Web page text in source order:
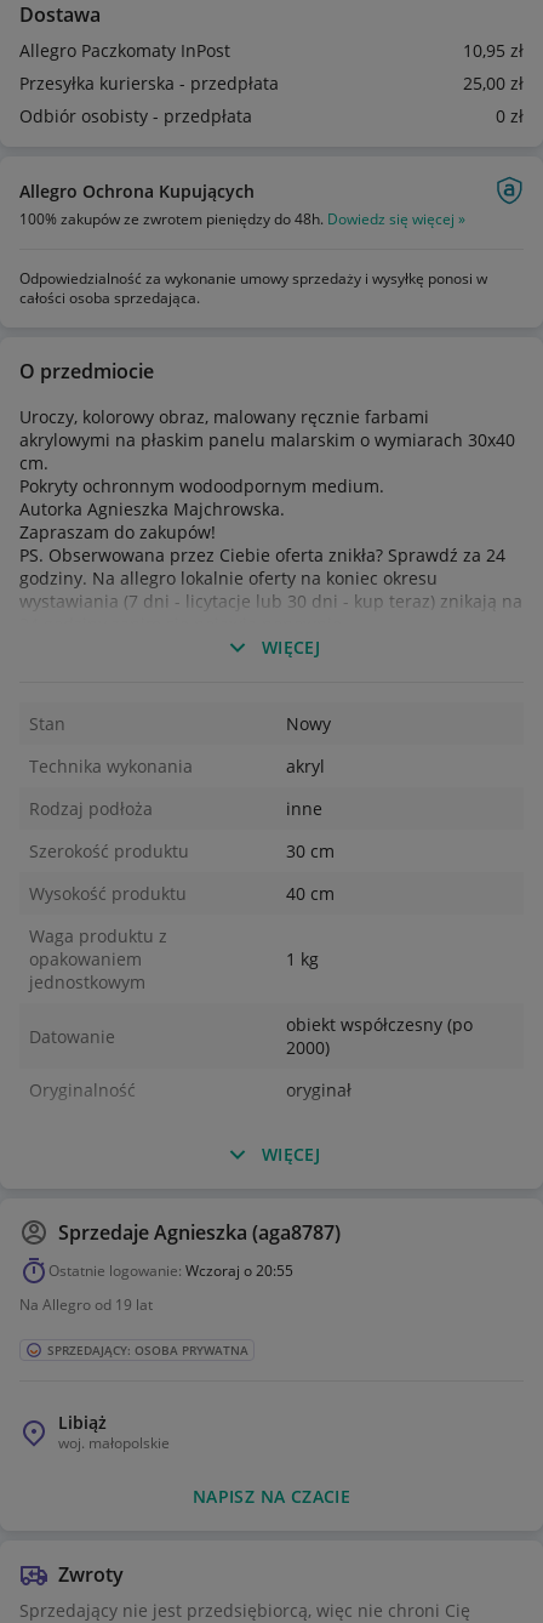
Dostawa
Allegro Paczkomaty InPost 10,95 zł
Przesyłka kurierska - przedpłata
25,00 zł
Odbiór osobisty - przedpłata
0 zł
Allegro Ochrona Kupujących
100% zakupów ze zwrotem pieniędzy do 48h. Dowiedz się więcej »
Odpowiedzialność za wykonanie umowy sprzedaży i wysyłkę ponosi w
całości osoba sprzedająca.
O przedmiocie
Uroczy, kolorowy obraz, malowany ręcznie farbami
akrylowymi na płaskim panelu malarskim o wymiarach 30x40
cm.
Pokryty ochronnym wodoodpornym medium.
Autorka Agnieszka Majchrowska.
Zapraszam do zakupów!
PS. Obserwowana przez Ciebie oferta znikła? Sprawdź za 24
godziny. Na allegro lokalnie oferty na koniec okresu
wystawiania (7 dni - licytacje lub 30 dni - kup teraz) znikają na
WIĘCEJ
Stan
Nowy
Technika wykonania
akryl
Rodzaj podłoża
inne
Szerokość produktu
30 cm
Wysokość produktu
40 cm
Waga produktu z
opakowaniem
jednostkowym
1 kg
Datowanie
obiekt współczesny (po
2000)
Oryginalność
oryginał
WIĘCEJ
SprzedajeAgnieszka (aga8787)
Ostatnie logowanie: Wczoraj o 20:55
Na Allegro od 19 lat
SPRZEDAJĄCY: OSOBA PRYWATNA
Libiąż
woj. małopolskie
NAPISZ NA CZACIE
Zwroty
Sprzedający nie jest przedsiębiorcą, więc nie chroni Cię